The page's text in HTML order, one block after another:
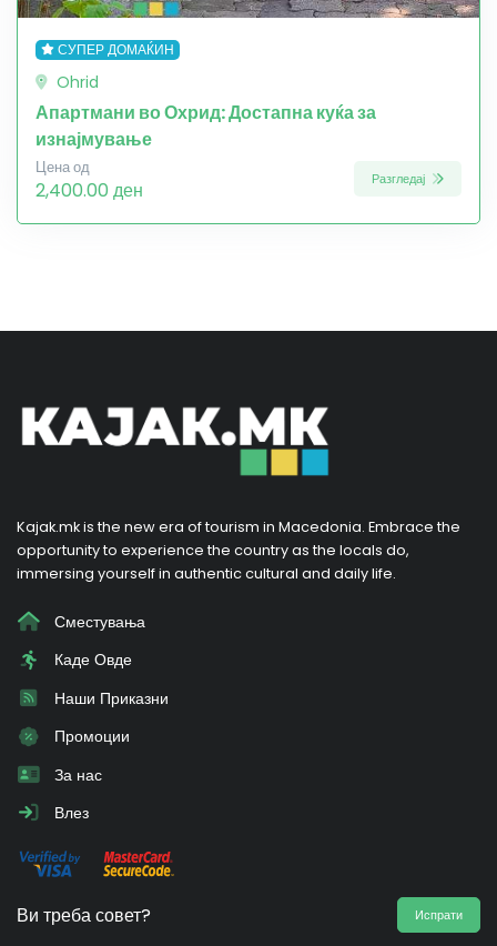
СУПЕР ДОМАЌИН
Ohrid
Апартмани во Охрид: Достапна куќа за
изнајмување
Цена од
2,400.00 ден Разгледај
Kajak.mk is the new era of tourism in Macedonia. Embrace the
opportunity to experience the country as the locals do,
immersing yourself in authentic cultural and daily life.
Сместувања
Каде Овде
Наши Приказни
Промоции
За нас
Влез
Ви треба совет? Испрати